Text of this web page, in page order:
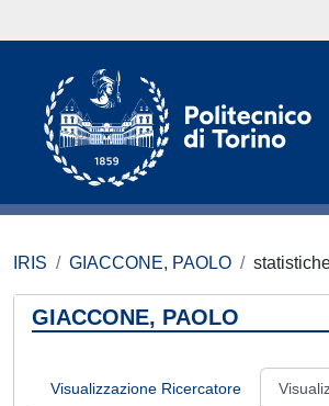
IRIS GIACCONE, PAOLO
GIACCONE, PAOLO
Visualizzazione Ricercatore